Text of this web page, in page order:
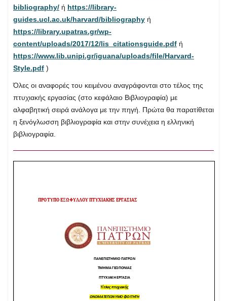
bibliography/ ή https://library-
guides.ucl.ac.uk/harvard/bibliography ή
https://library.upatras.gr/wp-
content/uploads/2017/12/lis_citationsguide.pdf ή
https://www.lib.unipi.gr/iguana/uploads/file/Harvard-
Style.pdf )
Όλες οι αναφορές του κειμένου αναγράφονται στο τέλος της
πτυχιακής εργασίας (στο κεφάλαιο Βιβλιογραφία) με
αλφαβητική σειρά ανάλογα με την πηγή. Πρώτα θα παρατίθεται
η ξενόγλωσση βιβλιογραφία και στην συνέχεια η ελληνική
βιβλιογραφία.